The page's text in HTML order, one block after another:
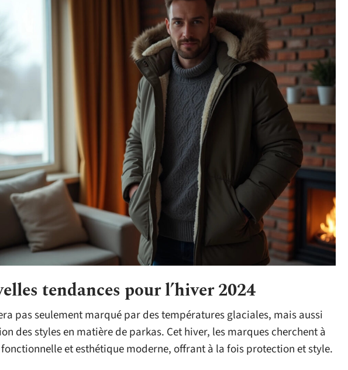
tendances pour l’hiver 2024
pas seulement marqué par des températures glaciales, mais aussi
des styles en matière de parkas. Cet hiver, les marques cherchent à
et esthétique moderne, offrant à la fois protection et style.